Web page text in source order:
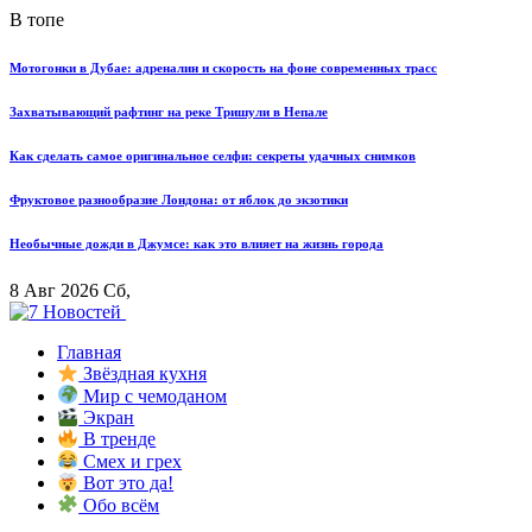
В топе
Мотогонки в Дубае: адреналин и скорость на фоне современных трасс
Захватывающий рафтинг на реке Тришули в Непале
Как сделать самое оригинальное селфи: секреты удачных снимков
Фруктовое разнообразие Лондона: от яблок до экзотики
Необычные дожди в Джумсе: как это влияет на жизнь города
8 Авг 2026 Сб,
Главная
Звёздная кухня
Мир с чемоданом
Экран
В тренде
Смех и грех
Вот это да!
Обо всём